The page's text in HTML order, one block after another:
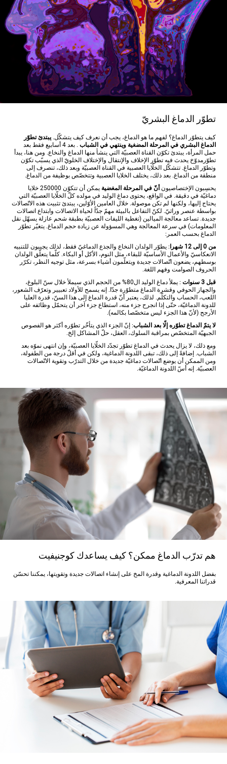
تطوّر الدماغ البشريّ
كيف يتطوّر الدماغ؟ لفهم ما هو الدماغ، يجب أن نعرف كيف يتشكّل. يبتدئ تطوّر
الدماغ البشري في المرحلة المضغية وينتهي في الشباب
. بعد 4 أسابيع فقط بعد
حمل المرأة، يبتدئ تكوّن القناة العصبيّة التي ينشأ منها الدماغ والنخاع. ومن هنا، يبدأ
تطوّرمدوّخ يحدث فيه تطوّر الإخلاف والإنتقال والإختلاف الخلويّ الذي يسبّب تكوّن
وتطوّر الدماغ. تتشكّل الخلّايا العصبية في القناة العصبيّة وبعد ذلك، تنصرف إلى
منطقة من الدماغ. بعد ذلك، يختلف الخلايا العصبية وتتخصّص بوظيفة من الدماغ.
يحسِبون الإختصاصيون أنّ في المرحلة المغضية
يمكن أن تتكوّن 250000 خلايا
دماغيّة في دقيقة. في الواقع، يحتوى دماغ الوليد في مولده كلّ الخلّايا العصبيّة التي
يحتاج إليها، ولكنها لم تكن موصولة. خلال العامين الأوّلين، يبتدئ تثبيت هذه الاتّصالات
بواسطة عنصر وراثيّ. لكنّ التفاعل بالبيئة مهمّ جدّاً لحياة الاتصالات وابتداع اتصالات
جديدة. تساعد معالجة الميالين (تغطية الليفات العصبيّة بطبقة شحم عازلة يسهّل نقل
المعلومات) في سرعة المعالجة وهي المسؤولة عن زيادة حجم الدماغ. يتغيّر تطوّر
الدماغ بحسب العمر:
من 0 إلى 12 شهرا
: يطوّر الولدان النخاع والجذع الدماغيّ فقط، لذلك يجيبون للتنبيه
الانعكاسيّ والأعمال الأساسيّة للبقاء، مثل النوم، الأكل أو البكاء. كلّما يتعلّق الولدان
بوسطهم، يضعون اتّصالات جديدة ويتعلّمون أشياء بسرعة، مثل توجيه النظر، تكرّر
الحروف الصوامت وفهم اللغة.
قبل 3 سنوات
: يملأ دماغ الوليد ال80% من الحجم الذي سيملأ خلال سنّ البلوغ،
والجهاز الحوفي وقشرة الدماغ متطوّرة جدّا. إنه يسمح للأولاد تعبيير وتعرّف الشعور،
اللعب، الحساب والتكلّم. لذلك، يعتبر أنّ قدرة الدماغ إلى هذا السنّ، قدرة العليا
للدونة الدماغيّة، حتّى إذا انجرح جزء منه، استطاع جزء آخر أن يتحمّل وظائفه على
الأرجح (لأنّ هذا الجزء ليس متخصّصا بكالمه).
لا يتمّ الدماغ تطوّره إلّا بعد الشباب: إنّ الجزء الذي يتأخّر تطوّره أكثر هو الفصوص
الجبهيّة المتخصّص بمراقبة السلوك، العقل، حلّ المشاكل إلخ.
ومع ذلك، لا يزال يحدث في الدماغ تطوّر تجدّد الخلّايا العصبيّة، وإن انتهى نموّه بعد
الشباب. إضافةً إلى ذلك، تبقى اللدونة الدماغية، ولكن في أقلّ درجة من الطفولة،
ومن الممكن أن يوضع اتّصالات دماغيّة جديدة من خلال التدرّب وتقوية الاتّصالات
العصبيّة. إنه أسّ اللدونة الدماغيّة.
هم تدرّب الدماغ ممكن؟ كيف يساعدك كوجنيفيت
بفضل اللدونة الدماغية وقدرة المخ على إنشاء اتصالات جديدة وتقويتها، يمكننا تحسّن
قدراتنا المعرفية.